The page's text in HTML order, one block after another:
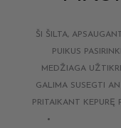
ŠI ŠILTA,
PUIKUS
MEDŽIAGA
GALIMA SUSEGTI
PRITAIKANT KEPURĘ